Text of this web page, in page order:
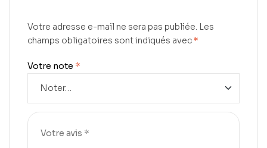
Votre adresse e-mail ne sera pas publiée. Les
champs obligatoires sont indiqués avec*
Votre note *